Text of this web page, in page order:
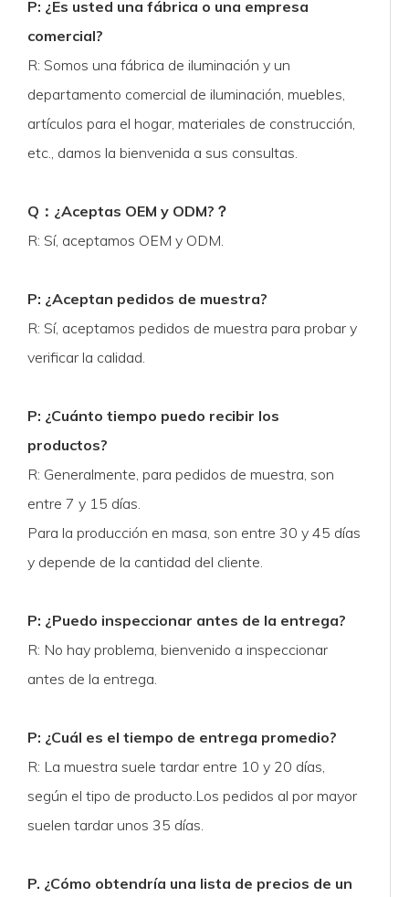
P: ¿Es usted una fábrica o una empresa
comercial?
R: Somos una fábrica de iluminación y un
departamento comercial de iluminación, muebles,
artículos para el hogar, materiales de construcción,
etc., damos la bienvenida a sus consultas.
Q ： ¿Aceptas OEM y ODM? ？
R: Sí, aceptamos OEM y ODM.
P: ¿Aceptan pedidos de muestra?
R: Sí, aceptamos pedidos de muestra para probar y
verificar la calidad.
P: ¿Cuánto tiempo puedo recibir los
productos?
R: Generalmente, para pedidos de muestra, son
entre 7 y 15 días.
Para la producción en masa, son entre 30 y 45 días
y depende de la cantidad del cliente.
P: ¿Puedo inspeccionar antes de la entrega?
R: No hay problema, bienvenido a inspeccionar
antes de la entrega.
P: ¿Cuál es el tiempo de entrega promedio?
R: La muestra suele tardar entre 10 y 20 días,
según el tipo de producto.Los pedidos al por mayor
suelen tardar unos 35 días.
P. ¿Cómo obtendría una lista de precios de un